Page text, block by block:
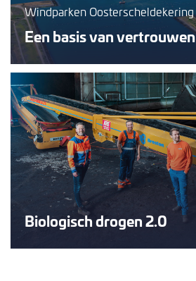
Windparken Oosterscheldekering
Een basis van vertrouwen
Biologisch drogen 2.0